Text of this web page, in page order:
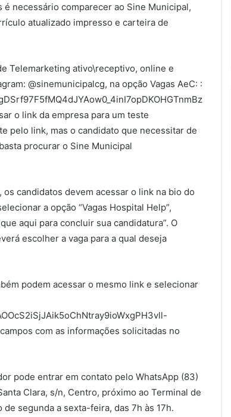
necessário comparecer ao Sine Municipal,
atualizado impresso e carteira de
Telemarketing ativo\receptivo, online e
@sinemunicipalcg, na opção Vagas AeC: :
o link da empresa para um teste
pelo link, mas o candidato que necessitar de
procurar o Sine Municipal
os candidatos devem acessar o link na bio do
a opção “Vagas Hospital Help”,
aqui para concluir sua candidatura”. O
escolher a vaga para a qual deseja
podem acessar o mesmo link e selecionar
com as informações solicitadas no
pode entrar em contato pelo WhatsApp (83)
Clara, s/n, Centro, próximo ao Terminal de
segunda a sexta-feira, das 7h às 17h.